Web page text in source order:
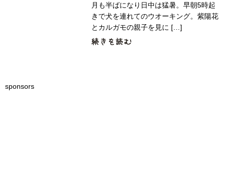
月も半ばになり日中は猛暑。早朝5時起
きで犬を連れてのウオーキング。紫陽花
とカルガモの親子を見に […]
sponsors